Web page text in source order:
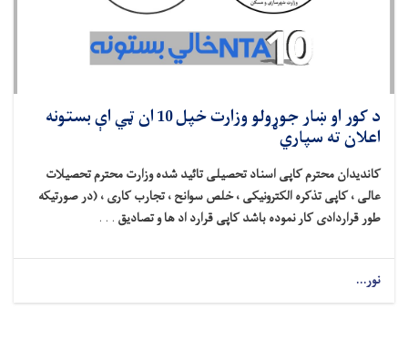
د کور او ښار جوړولو وزارت خپل 10 ان ټي اې بستونه
اعلان ته سپاري
کاندیدان محترم کاپی اسناد تحصیلی تائید شده وزارت محترم تحصیلات
عالی ، کاپی تذکره الکترونیکی ، خلص سوانح ، تجارب کاری ، (در صورتیکه
طور قراردادی کار نموده باشد کاپی قرارد اد ها و تصادیق . . .
نور...